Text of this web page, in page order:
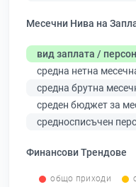
Месечни Нива на
вид заплата /
средна нетна
средна брутна
среден бюджет за
средносписъчен
Финансови Трендове
общо приходи